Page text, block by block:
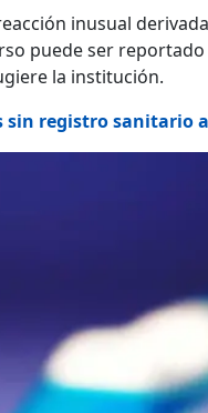
inusual
puede ser
la institución.
registro sanitario